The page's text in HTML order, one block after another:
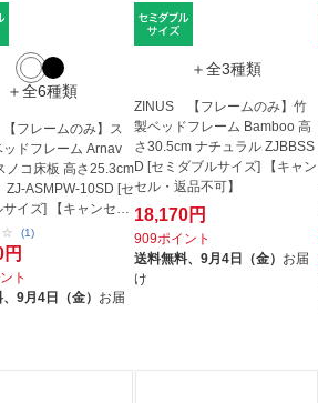
＋全6種類
フレームのみ】ス
ッドフレーム Arnav
ノコ床板 高さ25.3cm
ZJ-ASMPW-10SD [セ
サイズ] 【キャンセ
(1)
ト
9月4日（金） お届
＋全3種類
ZINUS 【フレームのみ】竹
製ベッドフレーム Bamboo 高
さ30.5cm ナチュラル ZJBBSS
D [セミダブルサイズ] 【キャン
セル・返品不可】
18,170円
909ポイント
送料無料、9月4日（金） お届
け